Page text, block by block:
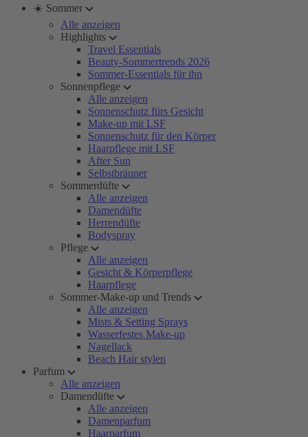
☀️ Sommer
Alle anzeigen
Highlights
Travel Essentials
Beauty-Sommertrends 2026
Sommer-Essentials für ihn
Sonnenpflege
Alle anzeigen
Sonnenschutz fürs Gesicht
Make-up mit LSF
Sonnenschutz für den Körper
Haarpflege mit LSF
After Sun
Selbstbräuner
Sommerdüfte
Alle anzeigen
Damendüfte
Herrendüfte
Bodyspray
Pflege
Alle anzeigen
Gesicht & Körperpflege
Haarpflege
Sommer-Make-up und Trends
Alle anzeigen
Mists & Setting Sprays
Wasserfestes Make-up
Nagellack
Beach Hair stylen
Parfum
Alle anzeigen
Damendüfte
Alle anzeigen
Damenparfum
Haarparfum